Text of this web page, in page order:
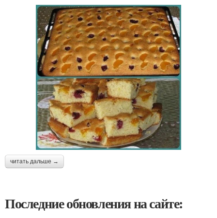
читать дальше →
Последние обновления на сайте: